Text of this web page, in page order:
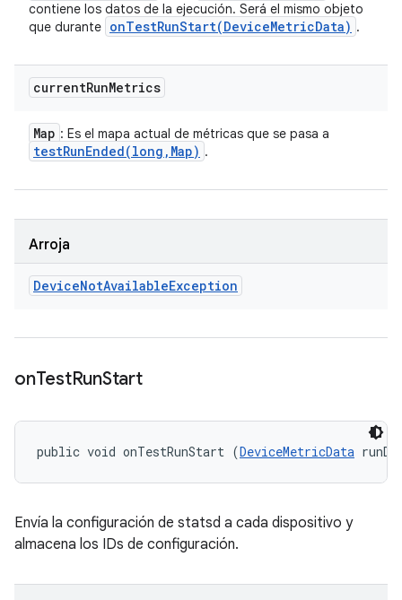
contiene los datos de la ejecución. Será el mismo objeto
que durante onTestRunStart(DeviceMetricData) .
currentRunMetrics
Map : Es el mapa actual de métricas que se pasa a
testRunEnded(long , Map) .
Arroja
DeviceNotAvailableException
onTestRunStart
public void onTestRunStart (DeviceMetricData
Envía la configuración de statsd a cada dispositivo y
almacena los IDs de configuración.